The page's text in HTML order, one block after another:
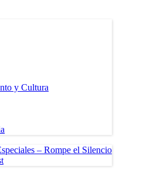
y Cultura
– Rompe el Silencio